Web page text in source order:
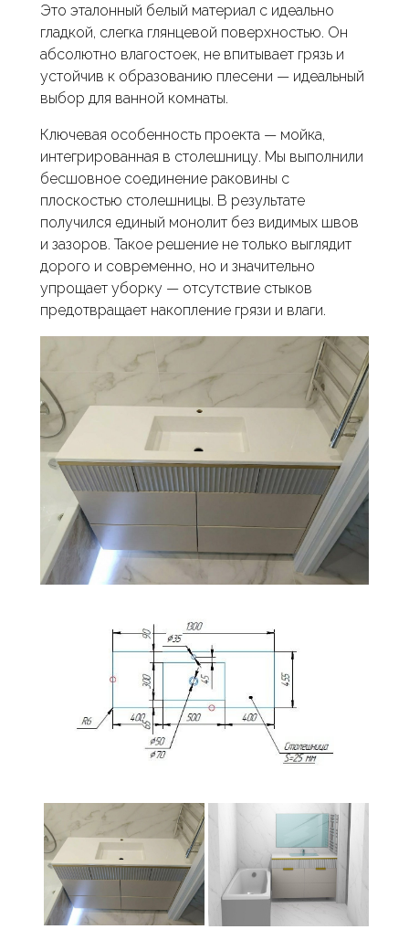
Это эталонный белый материал с идеально
гладкой, слегка глянцевой поверхностью. Он
абсолютно влагостоек, не впитывает грязь и
устойчив к образованию плесени — идеальный
выбор для ванной комнаты.
Ключевая особенность проекта — мойка,
интегрированная в столешницу. Мы выполнили
бесшовное соединение раковины с
плоскостью столешницы. В результате
получился единый монолит без видимых швов
и зазоров. Такое решение не только выглядит
дорого и современно, но и значительно
упрощает уборку — отсутствие стыков
предотвращает накопление грязи и влаги.